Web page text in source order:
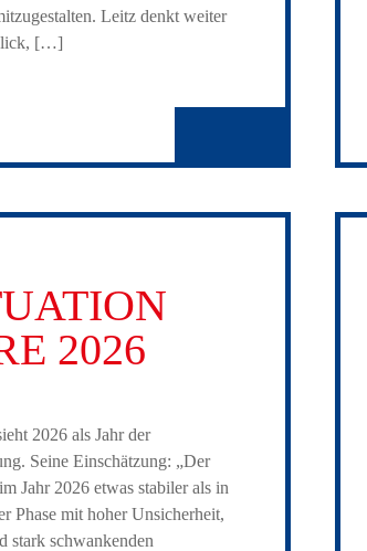
Leitz denkt weiter
[…]
2026
2026 als Jahr der
Seine Einschätzung: „Der
Jahr 2026 etwas stabiler als in
Phase mit hoher Unsicherheit,
stark schwankenden